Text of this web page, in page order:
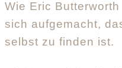
Wie Eric
sich aufgemacht,
selbst zu finden ist.